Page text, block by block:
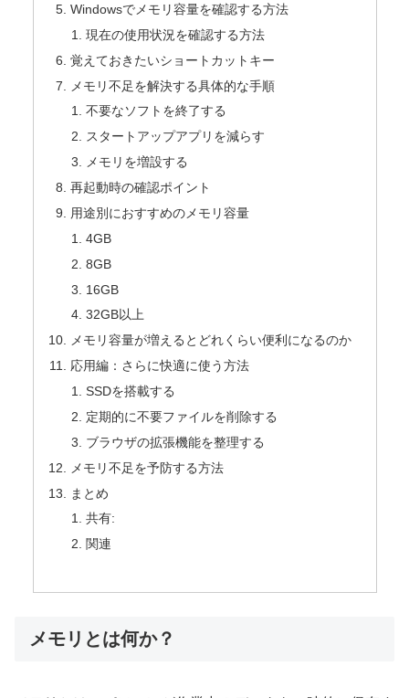
Windowsでメモリ容量を確認する方法
現在の使用状況を確認する方法
覚えておきたいショートカットキー
メモリ不足を解決する具体的な手順
不要なソフトを終了する
スタートアップアプリを減らす
メモリを増設する
再起動時の確認ポイント
用途別におすすめのメモリ容量
4GB
8GB
16GB
32GB以上
メモリ容量が増えるとどれくらい便利になるのか
応用編：さらに快適に使う方法
SSDを搭載する
定期的に不要ファイルを削除する
ブラウザの拡張機能を整理する
メモリ不足を予防する方法
まとめ
共有:
関連
メモリとは何か？